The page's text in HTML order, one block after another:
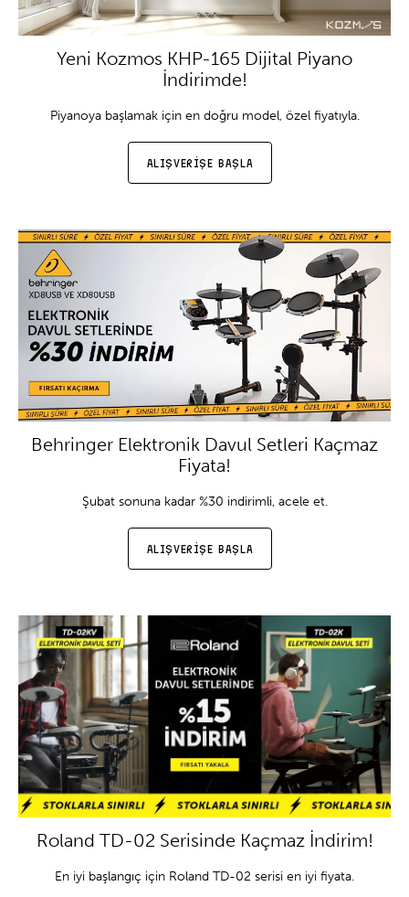
Yeni Kozmos KHP-165 Dijital Piyano
İndirimde!
Piyanoya başlamak için en doğru model, özel fiyatıyla.
ALIŞVERİŞE BAŞLA
Behringer Elektronik Davul Setleri Kaçmaz
Fiyata!
Şubat sonuna kadar %30 indirimli, acele et.
ALIŞVERİŞE BAŞLA
Roland TD-02 Serisinde Kaçmaz İndirim!
En iyi başlangıç için Roland TD-02 serisi en iyi fiyata.